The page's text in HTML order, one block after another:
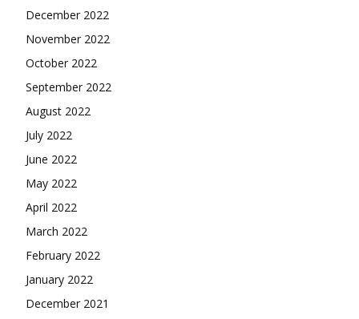
December 2022
November 2022
October 2022
September 2022
August 2022
July 2022
June 2022
May 2022
April 2022
March 2022
February 2022
January 2022
December 2021